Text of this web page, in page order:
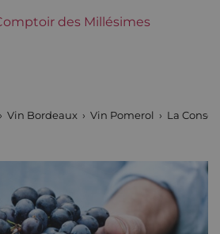
Bordeaux
des Millésimes
Vin Bordeaux Vin Pomerol La